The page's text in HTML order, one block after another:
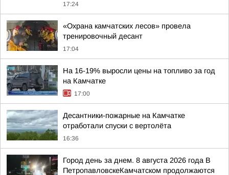
17:24
«Охрана камчатских лесов» провела
тренировочный десант
17:04
На 16-19% выросли цены на топливо за год
на Камчатке
17:00
Десантники-пожарные на Камчатке
отработали спуски с вертолёта
16:36
Город день за днем. 8 августа 2026 года В
ПетропавловскеКамчатском продолжаются